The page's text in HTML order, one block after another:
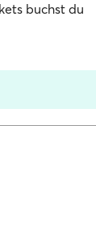
buchst du